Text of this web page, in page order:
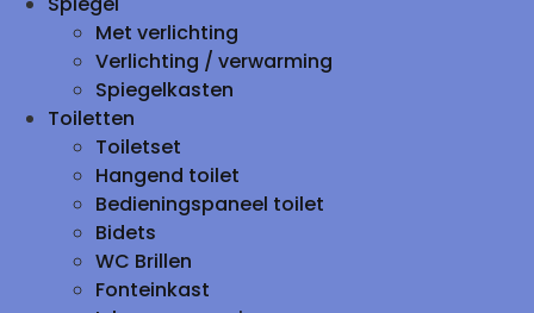
Met verlichting
Verlichting / verwarming
Spiegelkasten
Toiletten
Toiletset
Hangend toilet
Bedieningspaneel toilet
Bidets
WC Brillen
Fonteinkast